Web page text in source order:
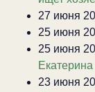
27 июня
25 июня
25 июня
Екатерина
23 июня